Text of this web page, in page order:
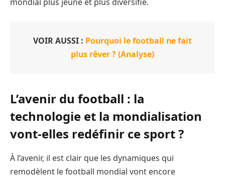
VOIR AUSSI : Pourquoi le football ne fait
plus rêver ? (Analyse)
L’avenir du football : la
technologie et la mondialisation
vont-elles redéfinir ce sport ?
À l’avenir, il est clair que les dynamiques qui
remodèlent le football mondial vont encore